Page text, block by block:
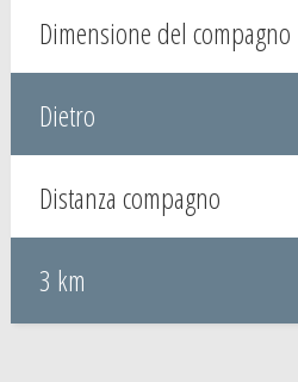
Dimensione del compagno
Dietro
Distanza compagno
3 km